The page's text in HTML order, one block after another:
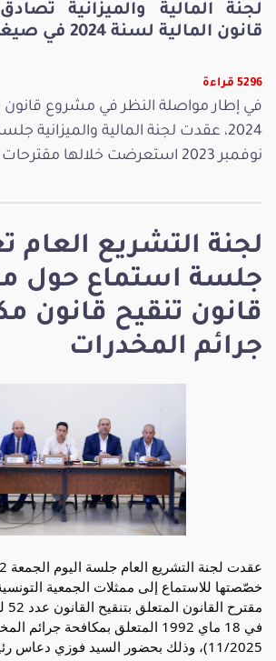
لجنة التشريع العام
جلسة استماع حول
قانون تنقيح قانون
جرائم المخدرات
لجنة المالية والميزانية
قانون المالية لسنة 2024 في صيغته المعدّلة
5296 قراءة
في إطار مواصلة النظر في مشروع قانون
نوفمبر 2023 استعرضت خلالها مقترحات تعديل فص...